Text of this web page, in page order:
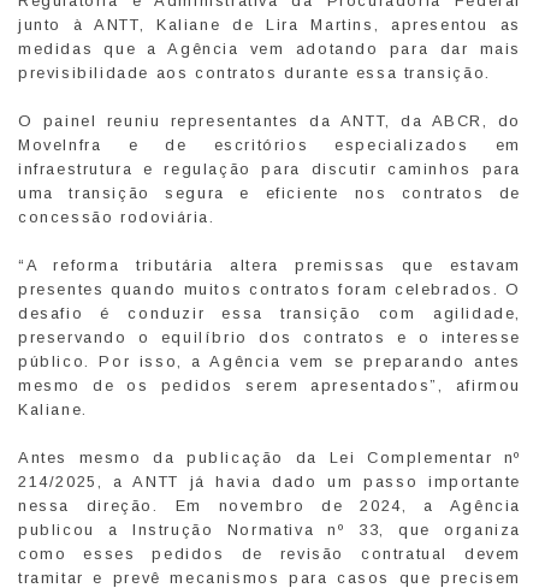
junto à ANTT, Kaliane de Lira Martins, apresentou as
medidas que a Agência vem adotando para dar mais
previsibilidade aos contratos durante essa transição.
O painel reuniu representantes da ANTT, da ABCR, do
MoveInfra e de escritórios especializados em
infraestrutura e regulação para discutir caminhos para
uma transição segura e eficiente nos contratos de
concessão rodoviária.
“A reforma tributária altera premissas que estavam
presentes quando muitos contratos foram celebrados. O
desafio é conduzir essa transição com agilidade,
preservando o equilíbrio dos contratos e o interesse
público. Por isso, a Agência vem se preparando antes
mesmo de os pedidos serem apresentados”, afirmou
Kaliane.
Antes mesmo da publicação da Lei Complementar nº
214/2025, a ANTT já havia dado um passo importante
nessa direção. Em novembro de 2024, a Agência
publicou a Instrução Normativa nº 33, que organiza
como esses pedidos de revisão contratual devem
tramitar e prevê mecanismos para casos que precisem